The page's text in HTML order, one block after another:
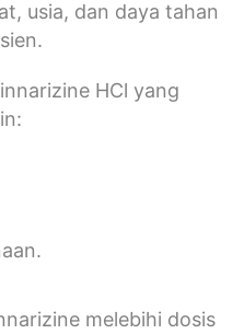
usia, dan daya tahan
HCl yang
melebihi dosis